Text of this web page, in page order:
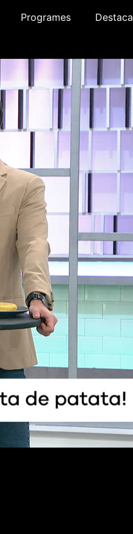
Programes Destacat